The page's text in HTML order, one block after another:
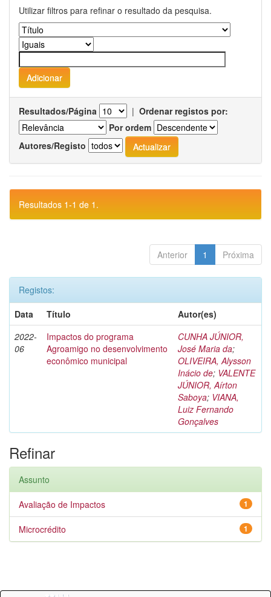
Utilizar filtros para refinar o resultado da pesquisa.
Resultados/Página | Ordenar registos por:
Por ordem
Autores/Registo
Resultados 1-1 de 1.
Anterior 1 Próxima
Registos:
Data
Título
Autor(es)
2022-
06
Impactos do programa
Agroamigo no desenvolvimento
econômico municipal
CUNHA JÚNIOR,
José Maria da;
OLIVEIRA, Alysson
Inácio de; VALENTE
JÚNIOR, Aírton
Saboya; VIANA,
Luiz Fernando
Gonçalves
Refinar
Assunto
1
Avaliação de Impactos
1
Microcrédito